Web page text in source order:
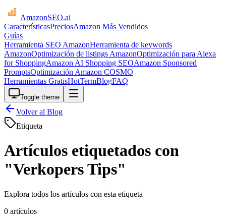
AmazonSEO.ai
CaracterísticasPreciosAmazon Más Vendidos
Guías
Herramienta SEO AmazonHerramienta de keywords
AmazonOptimización de listings AmazonOptimización para Alexa
for ShoppingAmazon AI Shopping SEOAmazon Sponsored
PromptsOptimización Amazon COSMO
Herramientas GratisHotTermBlogFAQ
Toggle theme
Volver al Blog
Etiqueta
Artículos etiquetados con
"Verkopers Tips"
Explora todos los artículos con esta etiqueta
0 artículos